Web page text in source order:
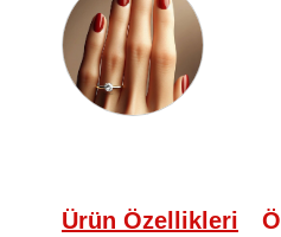
Ürün Özellikleri